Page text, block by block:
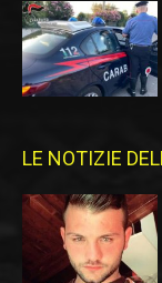
LE NOTIZIE